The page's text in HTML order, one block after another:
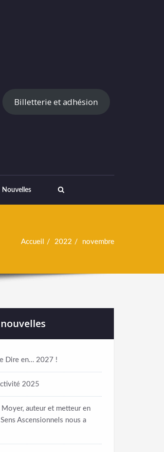
Billetterie et adhésion
Nouvelles
Accueil 2022 novembre
Dire en… 2027 !
2025
auteur et metteur en
Ascensionnels nous a